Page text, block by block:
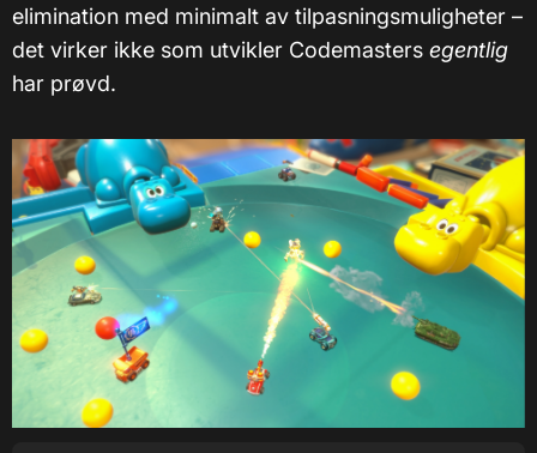
elimination med minimalt av tilpasningsmuligheter –
det virker ikke som utvikler Codemasters egentlig
har prøvd.